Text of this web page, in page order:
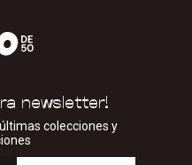
newsletter!
colecciones y